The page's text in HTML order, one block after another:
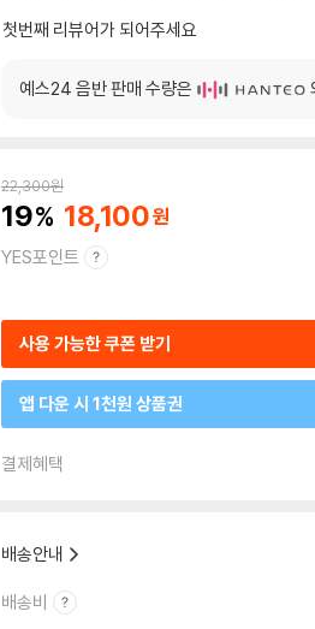
첫번째 리뷰어가 되어주세요
예스24 음반 판매 수량은
22,300원
19 18,100
YES포인트
사용 가능한 쿠폰 받기
앱 다운 시 1천원 상품권
결제혜택
배송안내
배송비